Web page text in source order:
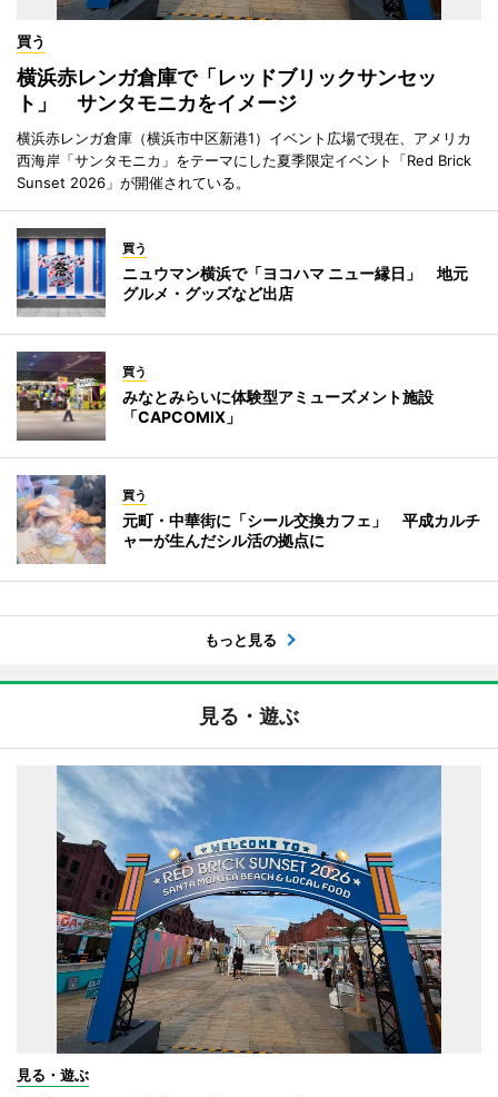
買う
横浜赤レンガ倉庫で「レッドブリックサンセッ
ト」 サンタモニカをイメージ
横浜赤レンガ倉庫（横浜市中区新港1）イベント広場で現在、アメリカ
西海岸「サンタモニカ」をテーマにした夏季限定イベント「Red Brick
Sunset 2026」が開催されている。
買う
ニュウマン横浜で「ヨコハマ ニュー縁日」 地元
グルメ・グッズなど出店
買う
みなとみらいに体験型アミューズメント施設
「CAPCOMIX」
買う
元町・中華街に「シール交換カフェ」 平成カルチ
ャーが生んだシル活の拠点に
もっと見る
見る・遊ぶ
見る・遊ぶ